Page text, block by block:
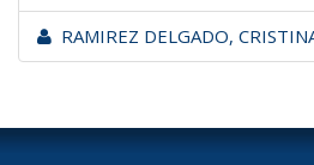
RAMIREZ DELGADO,